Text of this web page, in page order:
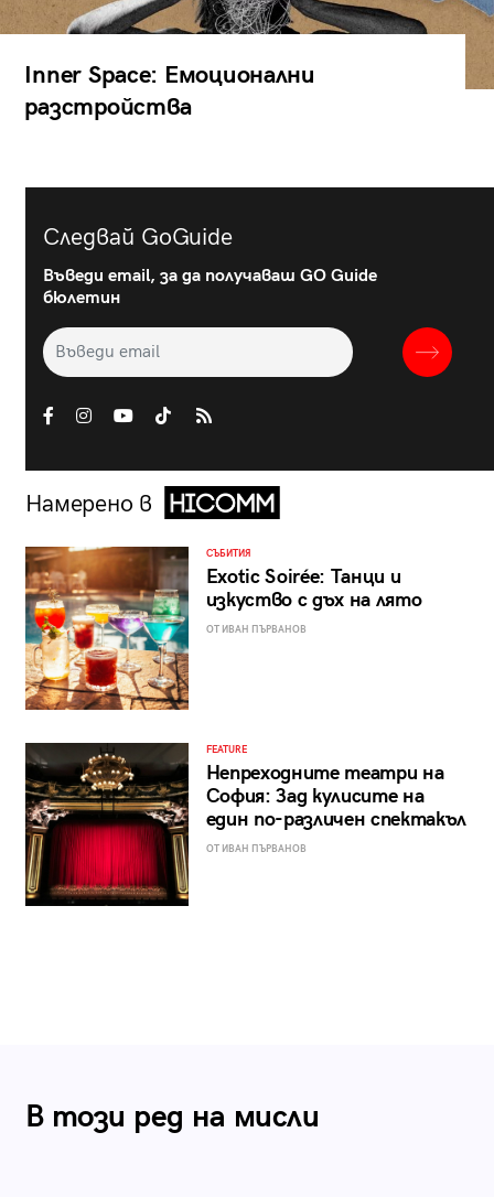
Inner Space: Емоционални
разстройства
Следвай GoGuide
Въведи email, за да получаваш GO Guide
бюлетин
Намерено в
СЪБИТИЯ
Exotic Soirée: Танци и
изкуство с дъх на лято
ОТ ИВАН ПЪРВАНОВ
FEATURE
Непреходните театри на
София: Зад кулисите на
един по-различен спектакъл
ОТ ИВАН ПЪРВАНОВ
В този ред на мисли